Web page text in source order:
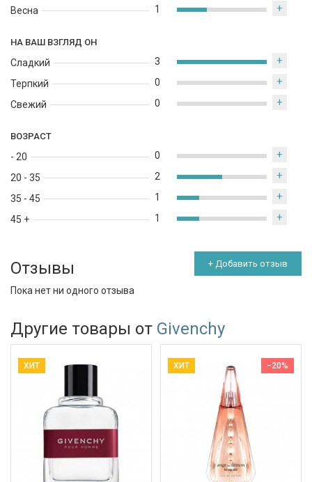
Весна 1 +
НА ВАШ ВЗГЛЯД ОН
Сладкий
Терпкий
Свежий
3 +
0 +
0 +
ВОЗРАСТ
- 20
20 - 35
35 - 45
45 +
0 +
2 +
1 +
1 +
Отзывы + Добавить отзыв
Пока нет ни одного отзыва
Другие товары от Givenchy
ХИТ −20%
ХИТ